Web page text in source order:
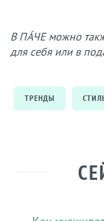
В ПÁЧЕ можно
для себя или в
ТРЕНДЫ